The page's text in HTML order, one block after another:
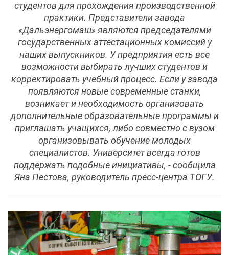
студентов для прохождения производственной
практики. Представители завода
«Дальэнергомаш» являются председателями
государственных аттестационных комиссий у
наших выпускников. У предприятия есть все
возможности выбирать лучших студентов и
корректировать учебный процесс. Если у завода
появляются новые современные станки,
возникает и необходимость организовать
дополнительные образовательные программы и
приглашать учащихся, либо совместно с вузом
организовывать обучение молодых
специалистов. Университет всегда готов
поддержать подобные инициативы, - сообщила
Яна Пестова, руководитель пресс-центра ТОГУ.